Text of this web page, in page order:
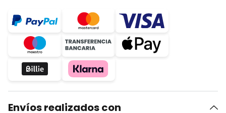
Envíos realizados con